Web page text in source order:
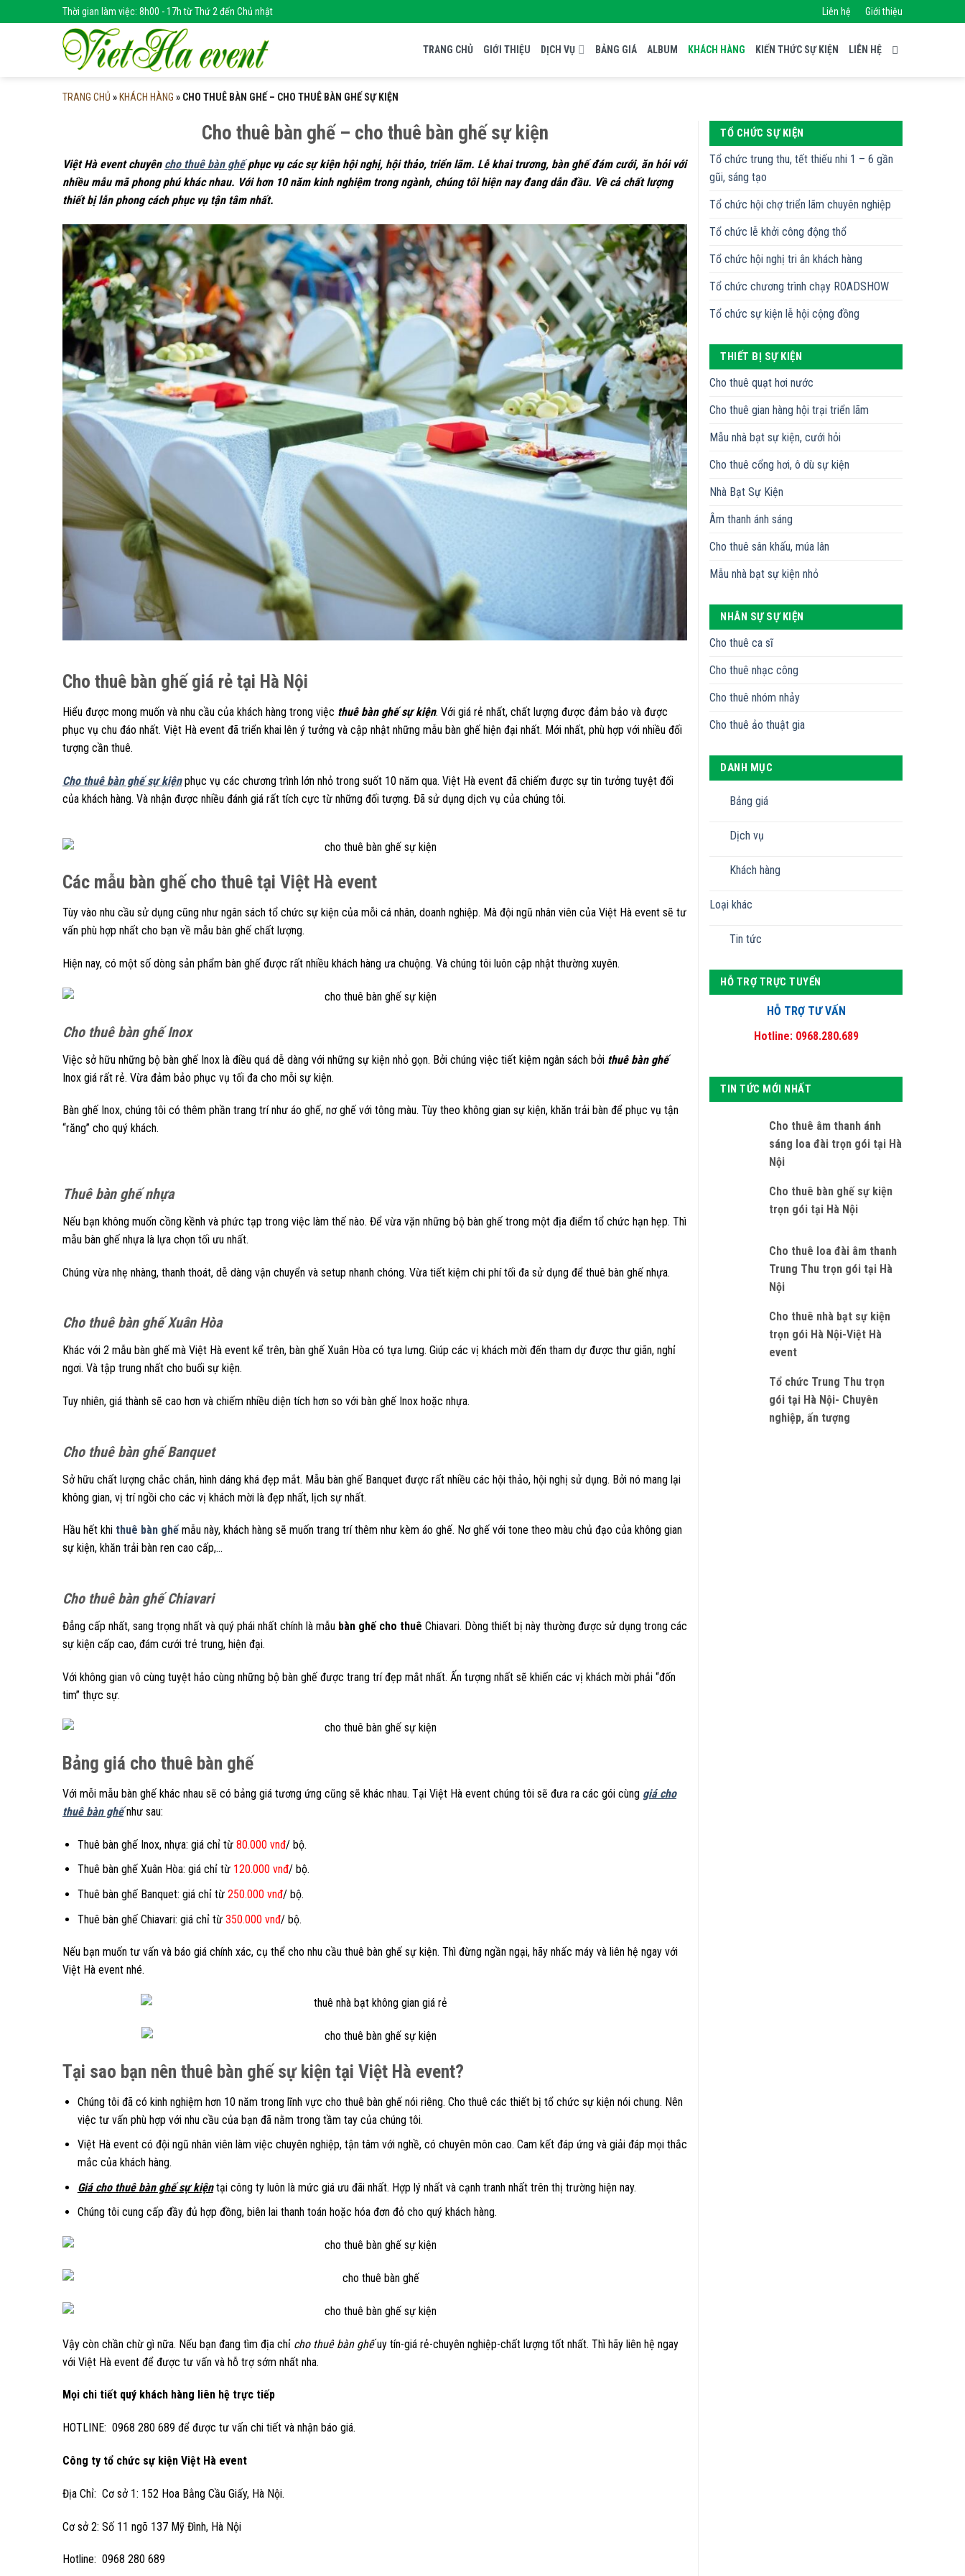
to
Thời gian làm việc: 8h00 - 17h từ Thứ 2 đến Chủ nhật Liên hệ Giới thiệu
TRANG CHỦ GIỚI THIỆU DỊCH VỤ BẢNG GIÁ ALBUM KHÁCH HÀNG KIẾN THỨC SỰ KIỆN LIÊN HỆ
TRANG CHỦ » KHÁCH HÀNG » CHO THUÊ BÀN GHẾ – CHO THUÊ BÀN GHẾ SỰ KIỆN
Cho thuê bàn ghế – cho thuê bàn ghế sự kiện
Việt Hà event chuyên cho thuê bàn ghếphục vụ các sự kiện hội nghị, hội thảo, triển lãm. Lễ khai trương, bàn ghế đám cưới, ăn hỏi với
nhiều mẫu mã phong phú khác nhau. Với hơn 10 năm kinh nghiệm trong ngành, chúng tôi hiện nay đang dẫn đầu. Về cả chất lượng
thiết bị lẫn phong cách phục vụ tận tâm nhất.
Cho thuê bàn ghế giá rẻ tại Hà Nội
Hiểu được mong muốn và nhu cầu của khách hàng trong việc thuê bàn ghế sự kiện. Với giá rẻ nhất, chất lượng được đảm bảo và được
phục vụ chu đáo nhất. Việt Hà event đã triển khai lên ý tưởng và cập nhật những mẫu bàn ghế hiện đại nhất. Mới nhất, phù hợp với nhiều đối
tượng cần thuê.
Cho thuê bàn ghế sự kiệnphục vụ các chương trình lớn nhỏ trong suốt 10 năm qua. Việt Hà event đã chiếm được sự tin tưởng tuyệt đối
của khách hàng. Và nhận được nhiều đánh giá rất tích cực từ những đối tượng. Đã sử dụng dịch vụ của chúng tôi.
Các mẫu bàn ghế cho thuê tại Việt Hà event
Tùy vào nhu cầu sử dụng cũng như ngân sách tổ chức sự kiện của mỗi cá nhân, doanh nghiệp. Mà đội ngũ nhân viên của Việt Hà event sẽ tư
vấn phù hợp nhất cho bạn về mẫu bàn ghế chất lượng.
Hiện nay, có một số dòng sản phẩm bàn ghế được rất nhiều khách hàng ưa chuộng. Và chúng tôi luôn cập nhật thường xuyên.
Cho thuê bàn ghế Inox
Việc sở hữu những bộ bàn ghế Inox là điều quá dễ dàng với những sự kiện nhỏ gọn. Bởi chúng việc tiết kiệm ngân sách bởi thuê bàn ghế
Inox giá rất rẻ. Vừa đảm bảo phục vụ tối đa cho mỗi sự kiện.
Bàn ghế Inox, chúng tôi có thêm phần trang trí như áo ghế, nơ ghế với tông màu. Tùy theo không gian sự kiện, khăn trải bàn để phục vụ tận
“răng” cho quý khách.
Thuê bàn ghế nhựa
Nếu bạn không muốn cồng kềnh và phức tạp trong việc làm thế nào. Để vừa vặn những bộ bàn ghế trong một địa điểm tổ chức hạn hẹp. Thì
mẫu bàn ghế nhựa là lựa chọn tối ưu nhất.
Chúng vừa nhẹ nhàng, thanh thoát, dễ dàng vận chuyển và setup nhanh chóng. Vừa tiết kiệm chi phí tối đa sử dụng để thuê bàn ghế nhựa.
Cho thuê bàn ghế Xuân Hòa
Khác với 2 mẫu bàn ghế mà Việt Hà event kể trên, bàn ghế Xuân Hòa có tựa lưng. Giúp các vị khách mời đến tham dự được thư giãn, nghỉ
ngơi. Và tập trung nhất cho buổi sự kiện.
Tuy nhiên, giá thành sẽ cao hơn và chiếm nhiều diện tích hơn so với bàn ghế Inox hoặc nhựa.
Cho thuê bàn ghếBanquet
Sở hữu chất lượng chắc chắn, hình dáng khá đẹp mắt. Mẫu bàn ghế Banquet được rất nhiều các hội thảo, hội nghị sử dụng. Bởi nó mang lại
không gian, vị trí ngồi cho các vị khách mời là đẹp nhất, lịch sự nhất.
Hầu hết khi thuê bàn ghế mẫu này, khách hàng sẽ muốn trang trí thêm như kèm áo ghế. Nơ ghế với tone theo màu chủ đạo của không gian
sự kiện, khăn trải bàn ren cao cấp,…
Cho thuê bàn ghếChiavari
Đẳng cấp nhất, sang trọng nhất và quý phái nhất chính là mẫu bàn ghế cho thuê Chiavari. Dòng thiết bị này thường được sử dụng trong các
sự kiện cấp cao, đám cưới trẻ trung, hiện đại.
Với không gian vô cùng tuyệt hảo cùng những bộ bàn ghế được trang trí đẹp mắt nhất. Ấn tượng nhất sẽ khiến các vị khách mời phải “đốn
tim” thực sự.
Bảng giá cho thuê bàn ghế
Với mỗi mẫu bàn ghế khác nhau sẽ có bảng giá tương ứng cũng sẽ khác nhau. Tại Việt Hà event chúng tôi sẽ đưa ra các gói cùng giá cho
thuê bàn ghếnhư sau:
Thuê bàn ghế Inox, nhựa: giá chỉ từ 80.000 vnđ/ bộ.
Thuê bàn ghế Xuân Hòa: giá chỉ từ 120.000 vnđ/ bộ.
Thuê bàn ghế Banquet: giá chỉ từ 250.000 vnđ/ bộ.
Thuê bàn ghế Chiavari: giá chỉ từ 350.000 vnđ/ bộ.
Nếu bạn muốn tư vấn và báo giá chính xác, cụ thể cho nhu cầu thuê bàn ghế sự kiện. Thì đừng ngần ngại, hãy nhấc máy và liên hệ ngay với
Việt Hà event nhé.
Tại sao bạn nên thuê bàn ghế sự kiện tại Việt Hà event?
Chúng tôi đã có kinh nghiệm hơn 10 năm trong lĩnh vực cho thuê bàn ghế nói riêng. Cho thuê các thiết bị tổ chức sự kiện nói chung. Nên
việc tư vấn phù hợp với nhu cầu của bạn đã nằm trong tầm tay của chúng tôi.
Việt Hà event có đội ngũ nhân viên làm việc chuyên nghiệp, tận tâm với nghề, có chuyên môn cao. Cam kết đáp ứng và giải đáp mọi thắc
mắc của khách hàng.
Giá cho thuê bàn ghế sự kiệntại công ty luôn là mức giá ưu đãi nhất. Hợp lý nhất và cạnh tranh nhất trên thị trường hiện nay.
Chúng tôi cung cấp đầy đủ hợp đồng, biên lai thanh toán hoặc hóa đơn đỏ cho quý khách hàng.
Vậy còn chần chừ gì nữa. Nếu bạn đang tìm địa chỉ cho thuê bàn ghếuy tín-giá rẻ-chuyên nghiệp-chất lượng tốt nhất. Thì hãy liên hệ ngay
với Việt Hà event để được tư vấn và hỗ trợ sớm nhất nha.
Mọi chi tiết quý khách hàng liên hệ trực tiếp
HOTLINE: 0968 280 689 để được tư vấn chi tiết và nhận báo giá.
Công ty tổ chức sự kiện Việt Hà event
Địa Chỉ: Cơ sở 1: 152 Hoa Bằng Cầu Giấy, Hà Nội.
Cơ sở 2: Số 11 ngõ 137 Mỹ Đình, Hà Nội
Hotline: 0968 280 689
TỔ CHỨC SỰ KIỆN
Tổ chức trung thu, tết thiếu nhi 1 – 6 gần
gũi, sáng tạo
Tổ chức hội chợ triển lãm chuyên nghiệp
Tổ chức lễ khởi công động thổ
Tổ chức hội nghị tri ân khách hàng
Tổ chức chương trình chạy ROADSHOW
Tổ chức sự kiện lễ hội cộng đồng
THIẾT BỊ SỰ KIỆN
Cho thuê quạt hơi nước
Cho thuê gian hàng hội trại triển lãm
Mẫu nhà bạt sự kiện, cưới hỏi
Cho thuê cổng hơi, ô dù sự kiện
Nhà Bạt Sự Kiện
Âm thanh ánh sáng
Cho thuê sân khấu, múa lân
Mẫu nhà bạt sự kiện nhỏ
NHÂN SỰ SỰ KIỆN
Cho thuê ca sĩ
Cho thuê nhạc công
Cho thuê nhóm nhảy
Cho thuê ảo thuật gia
DANH MỤC
Bảng giá
Dịch vụ
Khách hàng
Loại khác
Tin tức
HỖ TRỢ TRỰC TUYẾN
HỖ TRỢ TƯ VẤN
Hotline: 0968.280.689
TIN TỨC MỚI NHẤT
Cho thuê âm thanh ánh
sáng loa đài trọn gói tại Hà
Nội
Cho thuê bàn ghế sự kiện
trọn gói tại Hà Nội
Cho thuê loa đài âm thanh
Trung Thu trọn gói tại Hà
Nội
Cho thuê nhà bạt sự kiện
trọn gói Hà Nội-Việt Hà
event
Tổ chức Trung Thu trọn
gói tại Hà Nội- Chuyên
nghiệp, ấn tượng